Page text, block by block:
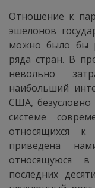
Отношение к
эшелонов
можно было бы
ряда стран. В
невольно
наибольший
США,
системе
относящихся
приведена
относящуюся
последних